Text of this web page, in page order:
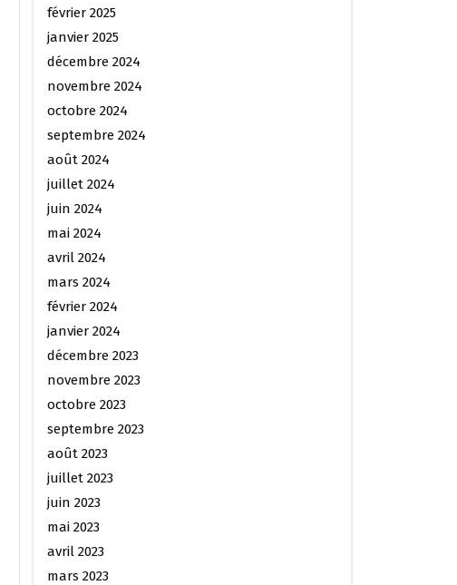
février 2025
janvier 2025
décembre 2024
novembre 2024
octobre 2024
septembre 2024
août 2024
juillet 2024
juin 2024
mai 2024
avril 2024
mars 2024
février 2024
janvier 2024
décembre 2023
novembre 2023
octobre 2023
septembre 2023
août 2023
juillet 2023
juin 2023
mai 2023
avril 2023
mars 2023